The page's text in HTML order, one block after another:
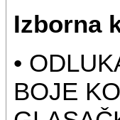
Izborna
•
BOJE